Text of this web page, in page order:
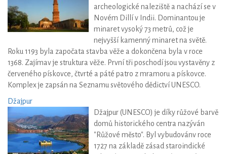
archeologické naleziště a nachází se v
Novém Dillí v Indii. Dominantou je
minaret vysoký 73 metrů, což je
nejvyšší kamenný minaret na světě.
Roku 1193 byla započata stavba věže a dokončena byla v roce
1368. Zajímav je struktura věže. První tři poschodí jsou vystavěny z
červeného pískovce, čtvrté a páté patro z mramoru a pískovce.
Komplex je zapsán na Seznamu světového dědictví UNESCO.
Džajpur
Džajpur (UNESCO) je díky růžové barvě
domů historického centra nazýván
"Růžové město". Byl vybudovánv roce
1727 na základě zásad staroindické